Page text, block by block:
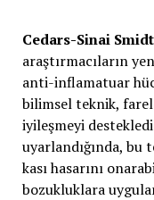
Cedars-Sinai
araştırmacıların
anti-inflamatuar
bilimsel teknik,
iyileşmeyi
uyarlandığında,
kası hasarını
bozukluklara